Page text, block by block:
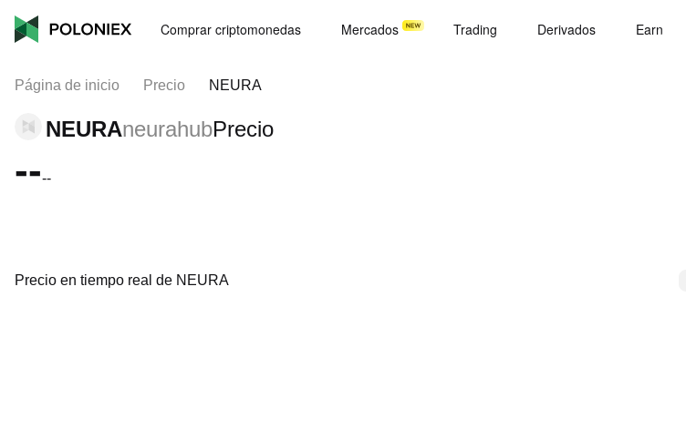
Comprar criptomonedas Mercados Trading Derivados Earn
Página de inicio Precio NEURA
NEURAneurahubPrecio
----
Precio en tiempo real de NEURA